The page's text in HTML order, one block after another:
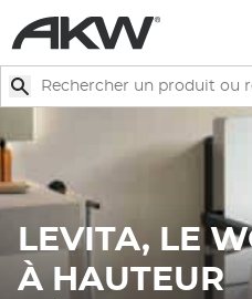
Rechercher
Rechercher
NOUVEAU :
LE
LEVITA, LE
À HAUTEUR